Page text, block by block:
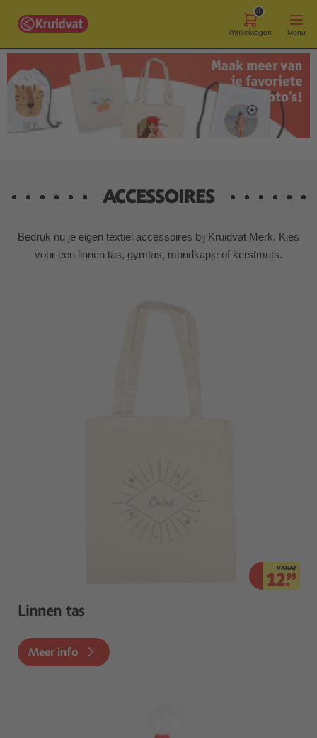
0
Winkelwagen Menu
ACCESSOIRES
Bedruk nu je eigen textiel accessoires bij Kruidvat Merk. Kies
voor een linnen tas, gymtas, mondkapje of kerstmuts.
VANAF
12.99
Linnen tas
Meer info